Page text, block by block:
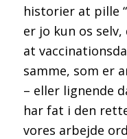
historier at pille
er jo kun os
at
samme, som er
– eller lignende
har fat i den
vores arbejde